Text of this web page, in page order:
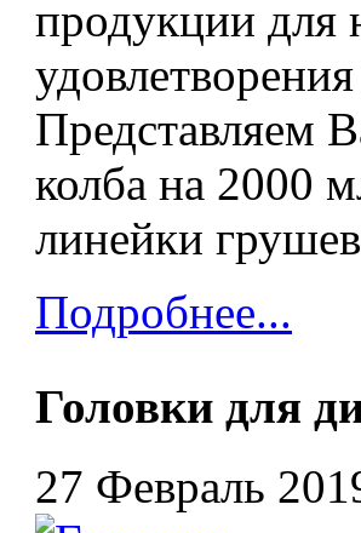
продукции для
Представляем
колба на 2000
линейки
Подробнее...
Головки для
27 Февраль